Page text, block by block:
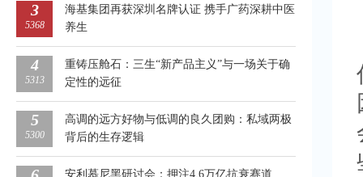
3
5368
海基集团再获深圳名牌认证 携手广药深耕中医
养生
4
5313
重铸压舱石：三生“新产品主义”与一场关于确
定性的远征
5
5300
高调的远方好物与低调的良久团购：私域两极
背后的生存逻辑
安利慕尼黑研讨会：押注4.6万亿抗衰赛道